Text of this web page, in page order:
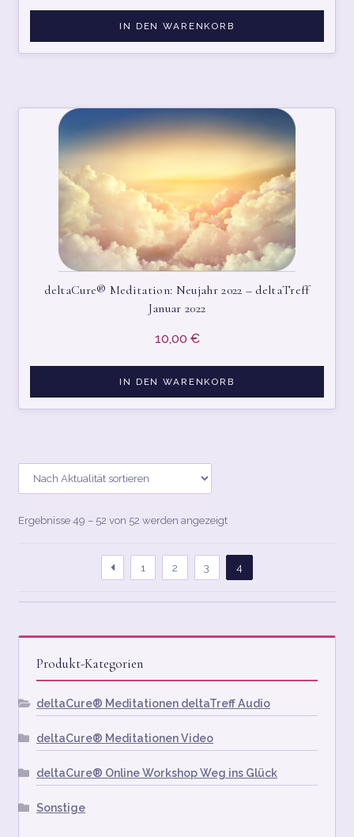
IN DEN WARENKORB
deltaCure® Meditation: Neujahr 2022 – deltaTreff
Januar 2022
10,00 €
IN DEN WARENKORB
Ergebnisse 49 – 52 von 52 werden angezeigtNach
sortiert
1 2 3 4
Produkt-Kategorien
deltaCure® Meditationen deltaTreff Audio
deltaCure® Meditationen Video
deltaCure® Online Workshop Weg ins Glück
Sonstige